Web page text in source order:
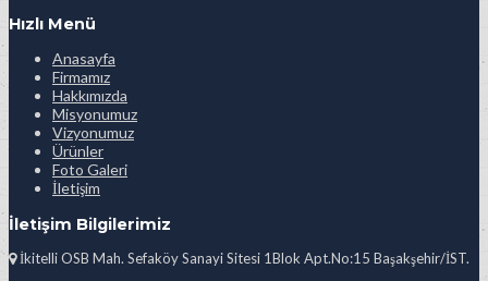
Hızlı Menü
Anasayfa
Firmamız
Hakkımızda
Misyonumuz
Vizyonumuz
Ürünler
Foto Galeri
İletişim
İletişim Bilgilerimiz
İkitelli OSB Mah. Sefaköy Sanayi Sitesi 1Blok Apt.No:15 Başakşehir/İST.